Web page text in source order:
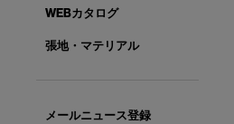
WEBカタログ
張地・マテリアル
メールニュース登録